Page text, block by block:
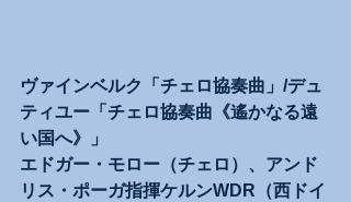
ヴァインベルク「チェロ協奏曲」/デュ
ティユー「チェロ協奏曲《遙かなる遠
い国へ》」
エドガー・モロー（チェロ）、アンド
リス・ポーガ指揮ケルンWDR（西ドイ